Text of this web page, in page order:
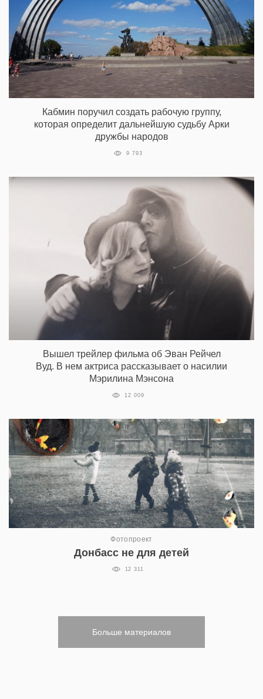
Кабмин поручил создать рабочую группу,
которая определит дальнейшую судьбу Арки
дружбы народов
9 793
Вышел трейлер фильма об Эван Рейчел
Вуд. В нем актриса рассказывает о насилии
Мэрилина Мэнсона
12 009
Фотопроект
Донбасс не для детей
12 311
Больше материалов